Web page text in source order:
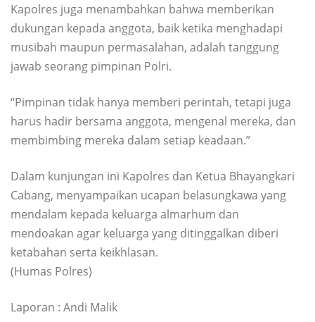
Kapolres juga menambahkan bahwa memberikan
dukungan kepada anggota, baik ketika menghadapi
musibah maupun permasalahan, adalah tanggung
jawab seorang pimpinan Polri.
“Pimpinan tidak hanya memberi perintah, tetapi juga
harus hadir bersama anggota, mengenal mereka, dan
membimbing mereka dalam setiap keadaan.”
Dalam kunjungan ini Kapolres dan Ketua Bhayangkari
Cabang, menyampaikan ucapan belasungkawa yang
mendalam kepada keluarga almarhum dan
mendoakan agar keluarga yang ditinggalkan diberi
ketabahan serta keikhlasan.
(Humas Polres)
Laporan : Andi Malik